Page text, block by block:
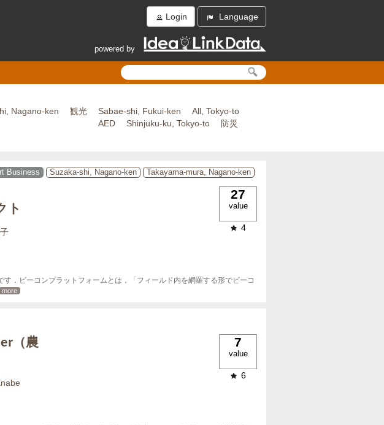
Login Language
powered by
Nagano-ken 観光 Sabae-shi, Fukui-ken
All, Tokyo-to
AED
Shinjuku-ku, Tokyo-to
防災
Business Suzaka-shi, Nagano-ken
Takayama-mura, Nagano-ken
ト
．ビーコンプラットフォームとは，「フィールド内を網羅する形でビーコ
more
27
value
4
（農
7
value
6